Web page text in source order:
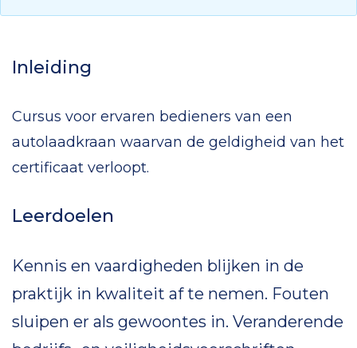
Inleiding
Cursus voor ervaren bedieners van een
autolaadkraan waarvan de geldigheid van het
certificaat verloopt.
Leerdoelen
Kennis en vaardigheden blijken in de
praktijk in kwaliteit af te nemen. Fouten
sluipen er als gewoontes in. Veranderende